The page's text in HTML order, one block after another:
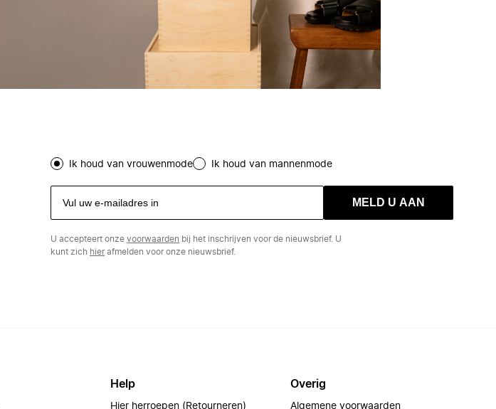
Ik houd van vrouwenmode Ik houd van mannenmode
MELD U AAN
U accepteert onze voorwaarden bij het inschrijven voor de nieuwsbrief. U
kunt zich hierafmelden voor onze nieuwsbrief.
Help
Hier herroepen (Retourneren)
Overig
Algemene voorwaarden